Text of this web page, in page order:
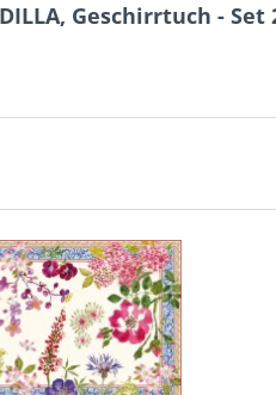
Geschirrtuch - Set